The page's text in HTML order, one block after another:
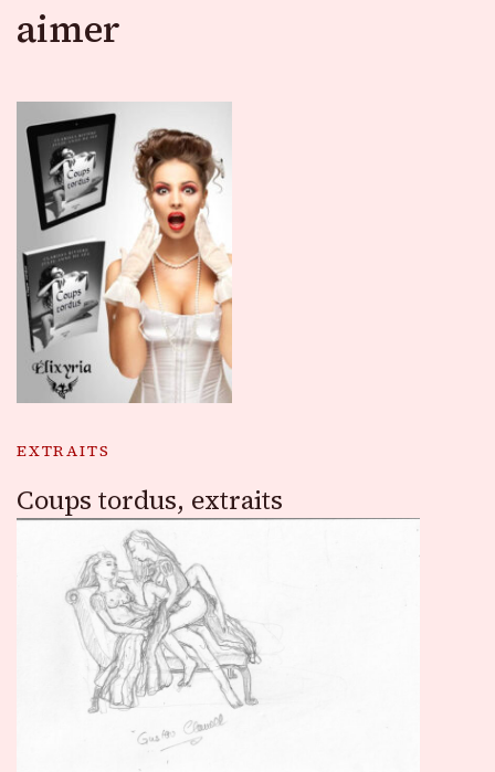
aimer
EXTRAITS
Coups tordus, extraits